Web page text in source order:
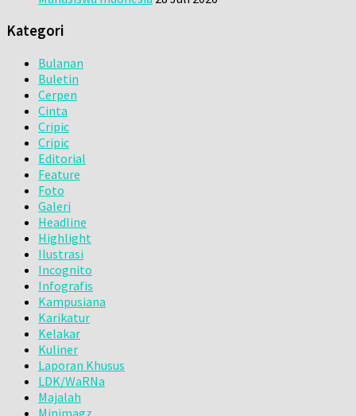
Kategori
Bulanan
Buletin
Cerpen
Cinta
Cripic
Cripic
Editorial
Feature
Foto
Galeri
Headline
Highlight
Ilustrasi
Incognito
Infografis
Kampusiana
Karikatur
Kelakar
Kuliner
Laporan Khusus
LDK/WaRNa
Majalah
Minimagz